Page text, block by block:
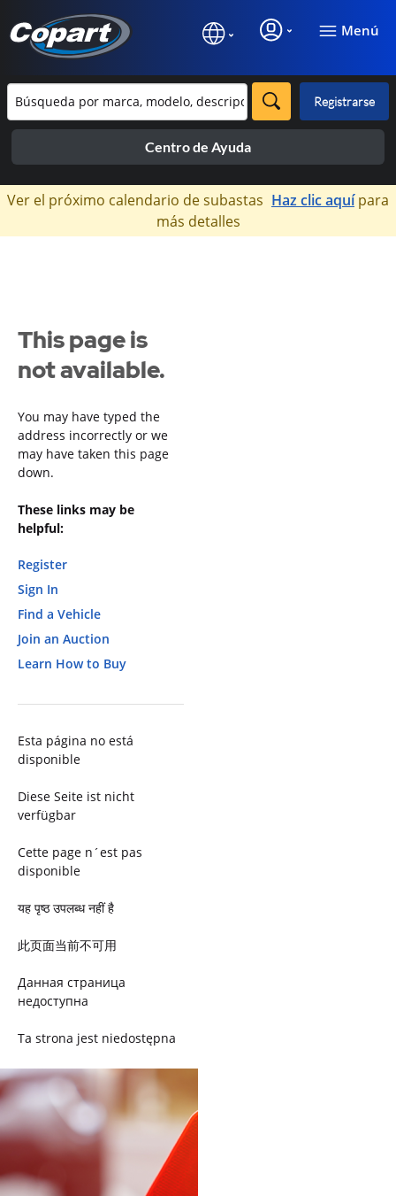
Menú
Registrarse
Centro de Ayuda
×
Ver el próximo calendario de subastas Haz clic aquípara
más detalles
This page is
not available.
You may have typed the
address incorrectly or we
may have taken this page
down.
These links may be
helpful:
Register
Sign In
Find a Vehicle
Join an Auction
Learn How to Buy
Esta página no está
disponible
Diese Seite ist nicht
verfügbar
Cette page n´est pas
disponible
यह पृष्ठ उपलब्ध नहीं है
此页面当前不可用
Данная страница
недоступна
Ta strona jest niedostępna
Trang này không có
Esta página não está
disponível
このページは現在利用できま
せん